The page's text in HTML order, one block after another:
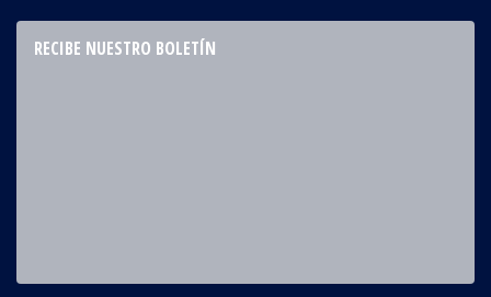
RECIBE NUESTRO BOLETÍN